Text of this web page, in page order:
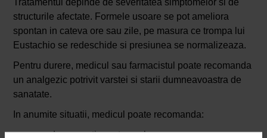
Tratamentul depinde de severitatea simptomelor si de
structurile afectate. Formele usoare se pot ameliora
spontan in cateva ore sau zile, pe masura ce trompa lui
Eustachio se redeschide si presiunea se normalizeaza.
Pentru durere, medicul sau farmacistul poate recomanda
un analgezic potrivit varstei si starii dumneavoastra de
sanatate.
In anumite situatii, medicul poate recomanda:
un decongestionant nazal;